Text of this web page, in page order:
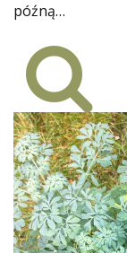
późną…